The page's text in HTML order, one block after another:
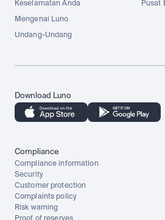
Keselamatan Anda
Mengenai Luno
Undang-Undang
Pusat
Download Luno
Compliance
Compliance information
Security
Customer protection
Complaints policy
Risk warning